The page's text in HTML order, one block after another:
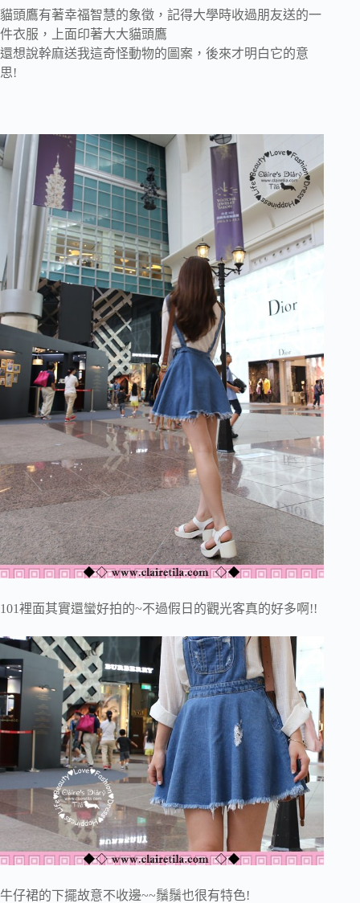
貓頭鷹有著幸福智慧的象徵，記得大學時收過朋友送的一
件衣服，上面印著大大貓頭鷹
還想說幹麻送我這奇怪動物的圖案，後來才明白它的意
思!
101裡面其實還蠻好拍的~不過假日的觀光客真的好多啊!!
牛仔裙的下擺故意不收邊~~鬚鬚也很有特色!